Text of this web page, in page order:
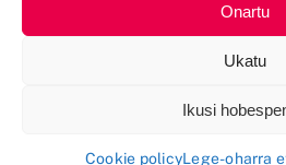
Onartu
Ukatu
Ikusi
Cookie policyLege-oharra
AZKUE Fundazioa 2025 © |
pribatutasuna|